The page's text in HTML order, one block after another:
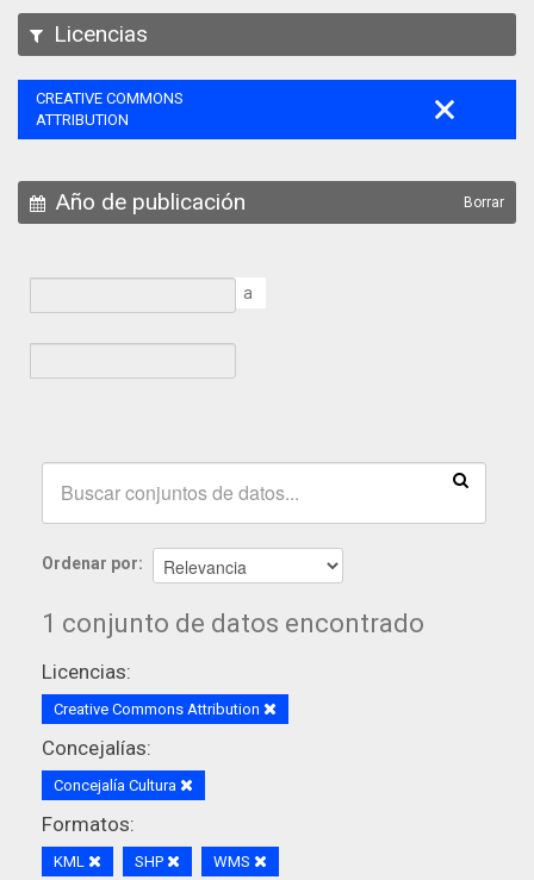
Licencias
CREATIVE COMMONS
ATTRIBUTION
Año de publicación Borrar
a
Ordenar por
1 conjunto de datos encontrado
Licencias:
Creative Commons Attribution
Concejalías:
Concejalía Cultura
Formatos:
KML SHP WMS